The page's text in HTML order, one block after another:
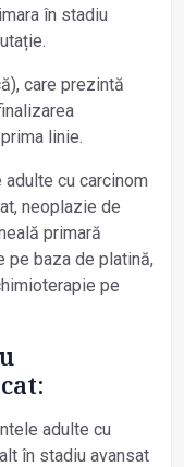
în stadiu
care prezintă
linie.
cu carcinom
neoplazie de
primară
pe baza de platină,
pe
adulte cu
în stadiu avansat